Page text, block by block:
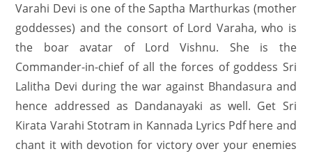
Varahi Devi is one of the Saptha Marthurkas (mother
goddesses) and the consort of Lord Varaha, who is
the boar avatar of Lord Vishnu. She is the
Commander-in-chief of all the forces of goddess Sri
Lalitha Devi during the war against Bhandasura and
hence addressed as Dandanayaki as well. Get Sri
Kirata Varahi Stotram in Kannada Lyrics Pdf here and
chant it with devotion for victory over your enemies